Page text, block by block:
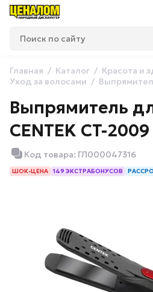
Главная Каталог
Красота и
Уход за волосами
Выпрямитель
CENTEK CT-2009
Код товара: ГЛ000047316
ШОК-ЦЕНА 149 ЭКСТРАБОНУСОВ